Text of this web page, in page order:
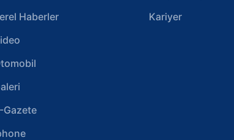
Haberler
Gazete
Kariyer